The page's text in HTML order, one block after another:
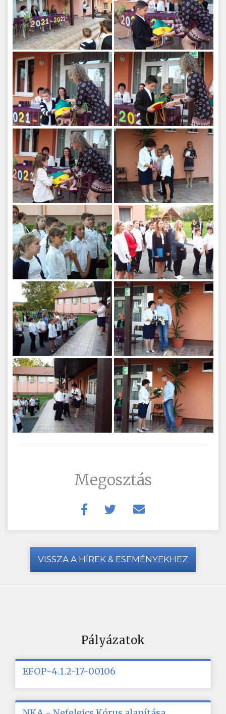
Megosztás
VISSZA A HÍREK & ESEMÉNYEKHEZ
Pályázatok
EFOP-4.1.2-17-00106